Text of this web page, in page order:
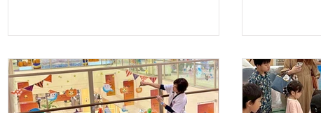
験をお届けいたしました。今回のデザイ
ンでは、木更津に古くから伝わる「狸の
民話」をモチーフに、サンタクロースの
装いをまとった狸や、クリスマスツリ
ー、ギフト、冬の季節感を感じるモチー
く、ふたつ
体験の場と
「クリスマ
季節モチー
らではの“